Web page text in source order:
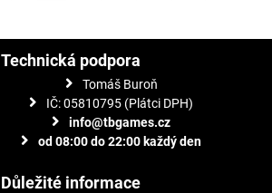
Technická podpora
Tomáš Buroň
IČ: 05810795 (Plátci DPH)
info@tbgames.cz
od 08:00 do 22:00 každý den
Důležité informace